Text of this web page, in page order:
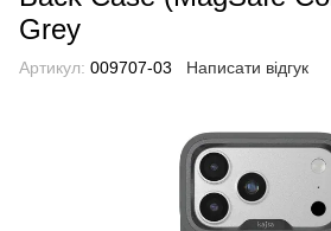
Grey
Артикул: 009707-03 Написати відгук